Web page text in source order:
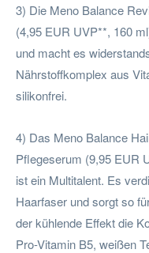
3) Die Meno Balance
(4,95 EUR UVP**, 160
und macht es
Nährstoffkomplex aus
silikonfrei.
4) Das Meno Balance
Pflegeserum (9,95 EUR
ist ein Multitalent. Es
Haarfaser und sorgt so
der kühlende Effekt die
Pro-Vitamin B5, weißen